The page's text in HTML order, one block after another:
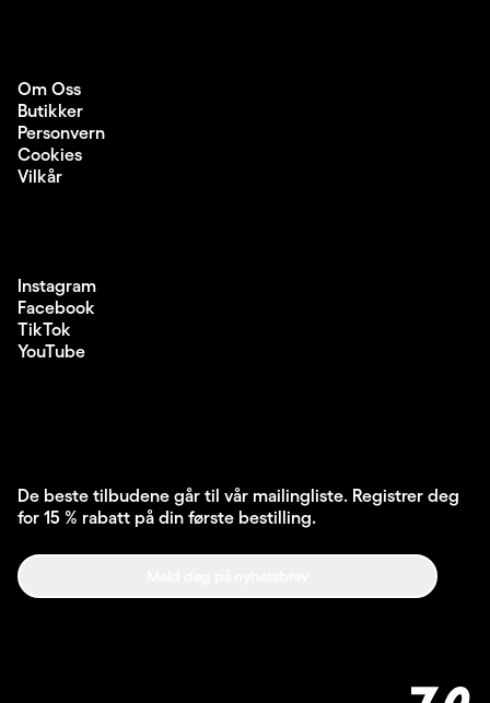
Om Oss
Butikker
Personvern
Cookies
Vilkår
Instagram
Facebook
TikTok
YouTube
De beste tilbudene går til vår mailingliste. Registrer deg
for 15 % rabatt på din første bestilling.